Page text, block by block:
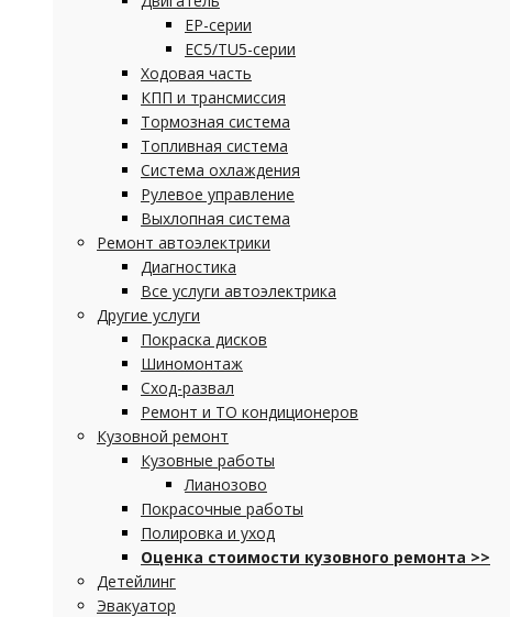
EP-серии
EC5/TU5-серии
Ходовая часть
КПП и трансмиссия
Тормозная система
Топливная система
Система охлаждения
Рулевое управление
Выхлопная система
Ремонт автоэлектрики
Диагностика
Все услуги автоэлектрика
Другие услуги
Покраска дисков
Шиномонтаж
Сход-развал
Ремонт и ТО кондиционеров
Кузовной ремонт
Кузовные работы
Лианозово
Покрасочные работы
Полировка и уход
Оценка стоимости кузовного ремонта >>
Детейлинг
Эвакуатор